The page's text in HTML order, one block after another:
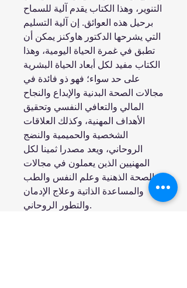
التنوير، وهذا الكتاب يقدم آلية للسماح
برحيل هذه العوائق. إن آلية التسليم
التي يشرحها الدكتور هاوكنز يمكن أن
تطبق في غمرة الحياة اليومية، وهذا
الكتاب مفيد لكل أبعاد الحياة البشرية
على حد سواء؛ فهو ذو فائدة في
مجالات الصحة البدنية والإبداع والنجاح
المالي والتعافي النفسي وتحقيق
الأهداف المهنية، وكذلك العلاقات
الشخصية والحميمية والنضج
الروحاني، ويعد مصدرا ثمينا لكل
المهنيين الذين يعملون في مجالات
الصحة الذهنية وعلم النفس والطب
والمساعدة الذاتية وعلاج الإدمان
والتطور الروحاني.